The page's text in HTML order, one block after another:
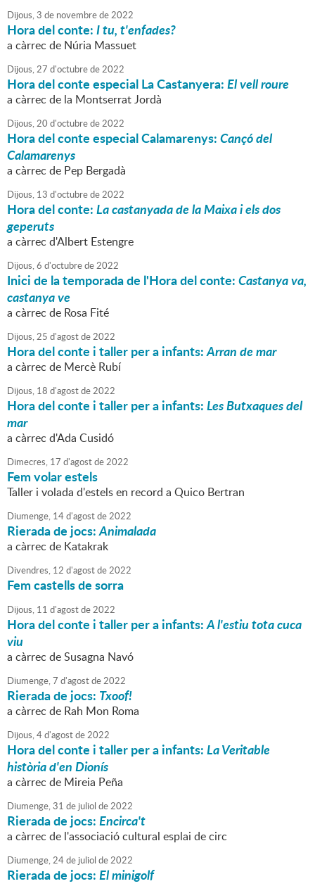
Dijous,3 de novembrede2022
Hora del conte:I tu, t'enfades?
a càrrec de Núria Massuet
Dijous,27 d'octubrede2022
Hora del conte especial La Castanyera:El vell roure
a càrrec de la Montserrat Jordà
Dijous,20 d'octubrede2022
Hora del conte especial Calamarenys:Cançó del
Calamarenys
a càrrec de Pep Bergadà
Dijous, 13 d'octubrede2022
Hora del conte:La castanyada de la Maixa i els dos
geperuts
a càrrec d'Albert Estengre
Dijous,6 d'octubrede2022
Inici de la temporada de l'Hora del conte:Castanya va,
castanya ve
a càrrec de Rosa Fité
Dijous,25 d'agostde2022
Hora del conte i taller per a infants:Arran de mar
a càrrec de Mercè Rubí
Dijous, 18 d'agostde2022
Hora del conte i taller per a infants:Les Butxaques del
mar
a càrrec d'Ada Cusidó
Dimecres, 17 d'agostde2022
Fem volar estels
Taller i volada d'estels en record a Quico Bertran
Diumenge, 14d'agostde2022
Rierada de jocs:Animalada
a càrrec de Katakrak
Divendres, 12 d'agostde2022
Fem castells de sorra
Dijous, 11 d'agostde2022
Hora del conte i taller per a infants:A l'estiu tota cuca
viu
a càrrec de Susagna Navó
Diumenge,7 d'agostde2022
Rierada de jocs: Txoof!
a càrrec de Rah Mon Roma
Dijous,4d'agostde2022
Hora del conte i taller per a infants:La Veritable
història d'en Dionís
a càrrec de Mireia Peña
Diumenge,31 de juliol de2022
Rierada de jocs:Encirca't
a càrrec de l'associació cultural esplai de circ
Diumenge,24de juliol de2022
Rierada de jocs:El minigolf